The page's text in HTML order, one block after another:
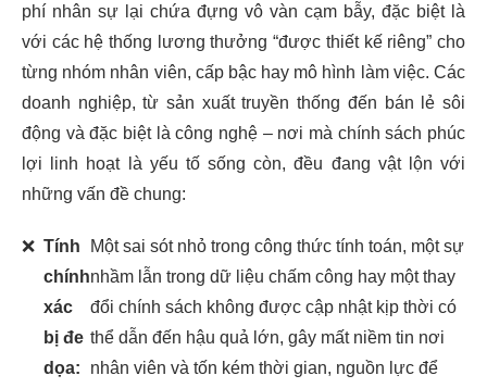
phí nhân sự lại chứa đựng vô vàn cạm bẫy, đặc biệt là
với các hệ thống lương thưởng “được thiết kế riêng” cho
từng nhóm nhân viên, cấp bậc hay mô hình làm việc. Các
doanh nghiệp, từ sản xuất truyền thống đến bán lẻ sôi
động và đặc biệt là công nghệ – nơi mà chính sách phúc
lợi linh hoạt là yếu tố sống còn, đều đang vật lộn với
những vấn đề chung:
❌ Tính
chính
xác
bị đe
dọa:
Một sai sót nhỏ trong công thức tính toán, một sự
nhầm lẫn trong dữ liệu chấm công hay một thay
đổi chính sách không được cập nhật kịp thời có
thể dẫn đến hậu quả lớn, gây mất niềm tin nơi
nhân viên và tốn kém thời gian, nguồn lực để